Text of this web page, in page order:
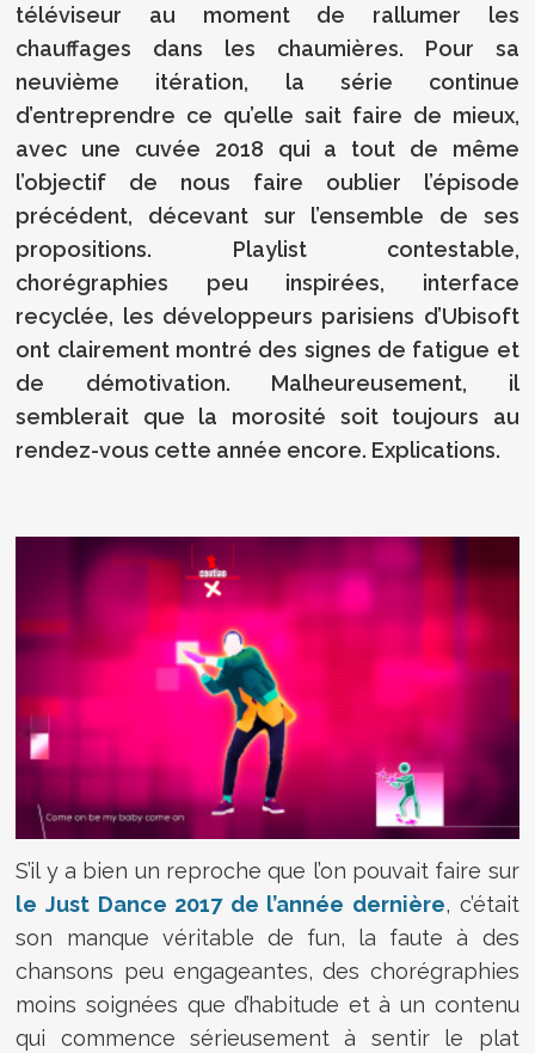
téléviseur au moment de rallumer les
chauffages dans les chaumières. Pour sa
neuvième itération, la série continue
d’entreprendre ce qu’elle sait faire de mieux,
avec une cuvée 2018 qui a tout de même
l’objectif de nous faire oublier l’épisode
précédent, décevant sur l’ensemble de ses
propositions. Playlist contestable,
chorégraphies peu inspirées, interface
recyclée, les développeurs parisiens d’Ubisoft
ont clairement montré des signes de fatigue et
de démotivation. Malheureusement, il
semblerait que la morosité soit toujours au
rendez-vous cette année encore. Explications.
S’il y a bien un reproche que l’on pouvait faire sur
le Just Dance 2017 de l’année dernière, c’était
son manque véritable de fun, la faute à des
chansons peu engageantes, des chorégraphies
moins soignées que d’habitude et à un contenu
qui commence sérieusement à sentir le plat